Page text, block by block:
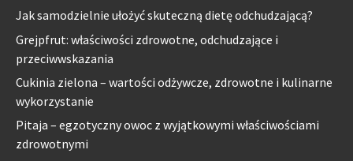
Jak samodzielnie ułożyć skuteczną dietę odchudzającą?
Grejpfrut: właściwości zdrowotne, odchudzające i
przeciwwskazania
Cukinia zielona – wartości odżywcze, zdrowotne i kulinarne
wykorzystanie
Pitaja – egzotyczny owoc z wyjątkowymi właściwościami
zdrowotnymi